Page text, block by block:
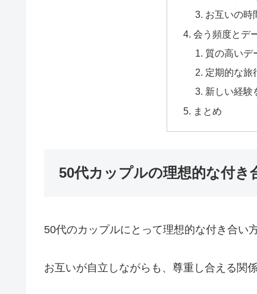
お互いの時
会う頻度とデ
質の高いデ
定期的な旅
新しい経験
まとめ
50代カップルの理想的な付き
50代のカップルにとって理想的な付き合い
お互いが自立しながらも、尊重し合える関